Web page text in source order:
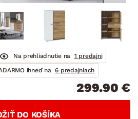
Na prehliadnutie na
1 predajni
ihneď na 6 predajniach
299.90 €
DO KOŠÍKA